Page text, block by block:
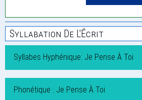
Syllabation De L'Écrit
Syllabes Hyphénique: Je Pense À Toi
Phonétique : Je Pense À Toi